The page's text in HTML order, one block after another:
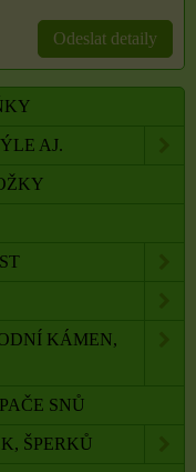
Odeslat detaily
AJ.
KÁMEN,
SNŮ
ŠPERKŮ